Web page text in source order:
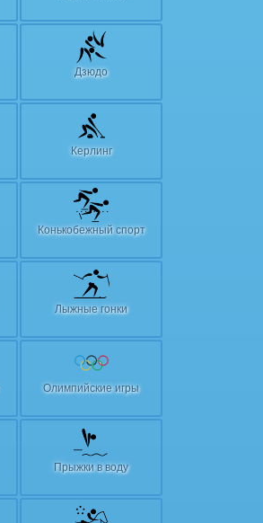
Дзюдо
Керлинг
Конькобежный спорт
Лыжные гонки
Олимпийские игры
Прыжки в воду